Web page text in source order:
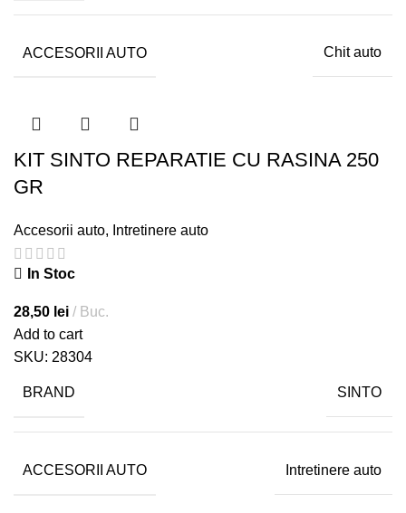
ACCESORII AUTO Chit auto
KIT SINTO REPARATIE CU RASINA 250
GR
Accesorii auto, Intretinere auto
In Stoc
28,50 lei
Buc.
Add to cart
SKU: 28304
BRAND SINTO
ACCESORII AUTO Intretinere auto